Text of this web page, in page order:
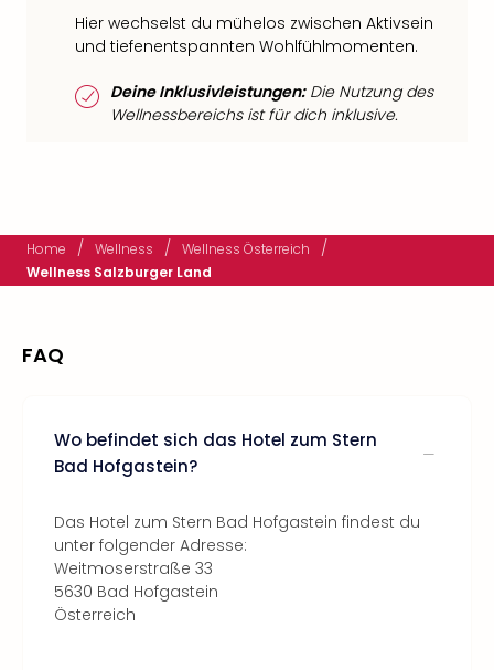
Hier wechselst du mühelos zwischen Aktivsein
und tiefenentspannten Wohlfühlmomenten.
Deine Inklusivleistungen:Die Nutzung des
Wellnessbereichs ist für dich inklusive.
Home / Wellness / Wellness Österreich /
Wellness Salzburger Land
FAQ
Wo befindet sich das Hotel zum Stern
Bad Hofgastein?
Das Hotel zum Stern Bad Hofgastein findest du
unter folgender Adresse:
Weitmoserstraße 33
5630 Bad Hofgastein
Österreich